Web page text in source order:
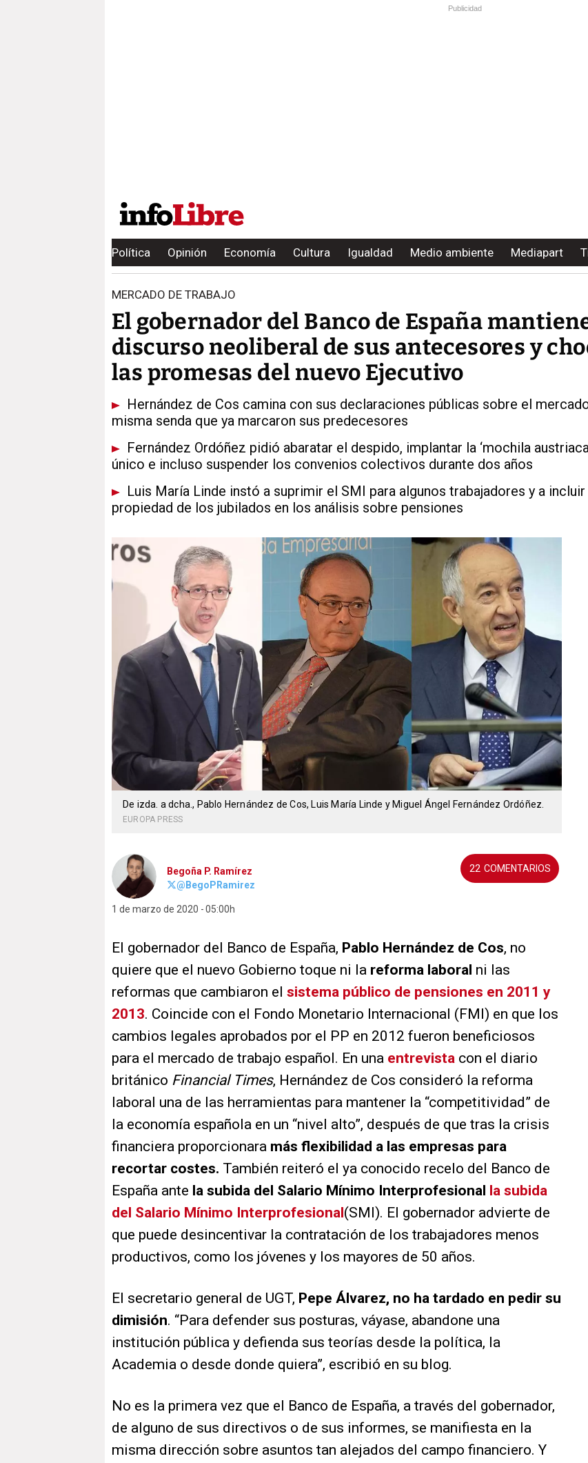
Publicidad
Política Opinión Economía Cultura Igualdad Medio ambiente Mediapart
MERCADO DE TRABAJO
El gobernador del Banco de España
discurso neoliberal de sus antecesores y
las promesas del nuevo Ejecutivo
Hernández de Cos camina con sus declaraciones públicas sobre el
misma senda que ya marcaron sus predecesores
Fernández Ordóñez pidió abaratar el despido, implantar la ‘mochila
único e incluso suspender los convenios colectivos durante dos años
Luis María Linde instó a suprimir el SMI para algunos trabajadores y a
propiedad de los jubilados en los análisis sobre pensiones
De izda. a dcha., Pablo Hernández de Cos, Luis María Linde y Miguel Ángel Fernández Ordóñez.
EUROPA PRESS
Begoña P. Ramírez
@BegoPRamirez
1 de marzo de 2020 05:00h
22
El gobernador del Banco de España, Pablo Hernández de Cos, no
quiere que el nuevo Gobierno toque ni la reforma laboral ni las
reformas que cambiaron el sistema público de pensiones en 2011 y
2013. Coincide con el Fondo Monetario Internacional (FMI) en que los
cambios legales aprobados por el PP en 2012 fueron beneficiosos
para el mercado de trabajo español. En una entrevista con el diario
británico Financial Times, Hernández de Cos consideró la reforma
laboral una de las herramientas para mantener la “competitividad” de
la economía española en un “nivel alto”, después de que tras la crisis
financiera proporcionara más flexibilidad a las empresas para
recortar costes. También reiteró el ya conocido recelo del Banco de
España ante la subida del Salario Mínimo Interprofesional
la subida
del Salario Mínimo Interprofesional (SMI). El gobernador advierte de
que puede desincentivar la contratación de los trabajadores menos
productivos, como los jóvenes y los mayores de 50 años.
El secretario general de UGT, Pepe Álvarez, no ha tardado en pedir su
dimisión. “Para defender sus posturas, váyase, abandone una
institución pública y defienda sus teorías desde la política, la
Academia o desde donde quiera”, escribió en su blog.
No es la primera vez que el Banco de España, a través del gobernador,
de alguno de sus directivos o de sus informes, se manifiesta en la
misma dirección sobre asuntos tan alejados del campo financiero. Y